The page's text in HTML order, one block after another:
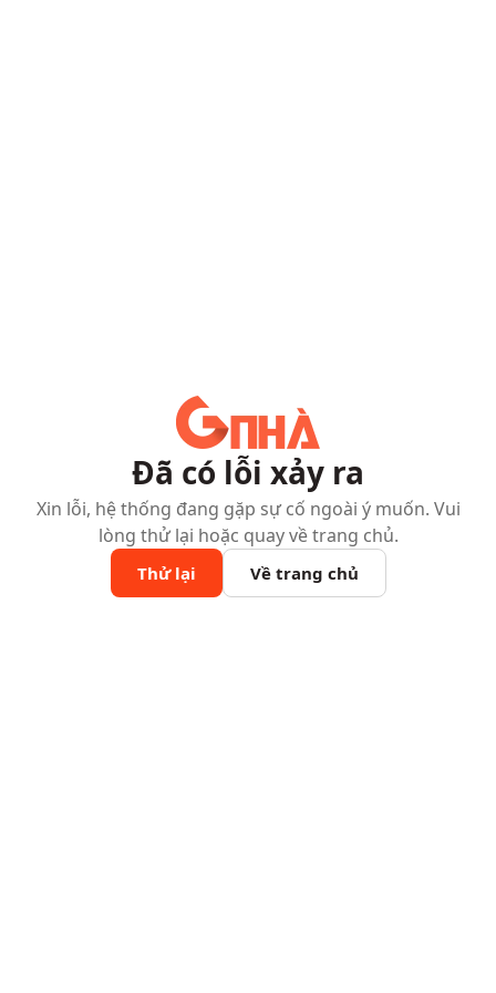
Đã có lỗi xảy ra
Xin lỗi, hệ thống đang gặp sự cố ngoài ý muốn. Vui
lòng thử lại hoặc quay về trang chủ.
Thử lại Về trang chủ